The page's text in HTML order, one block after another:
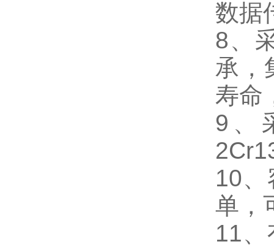
数据
8、
承，
寿命
9、
10
单，
11